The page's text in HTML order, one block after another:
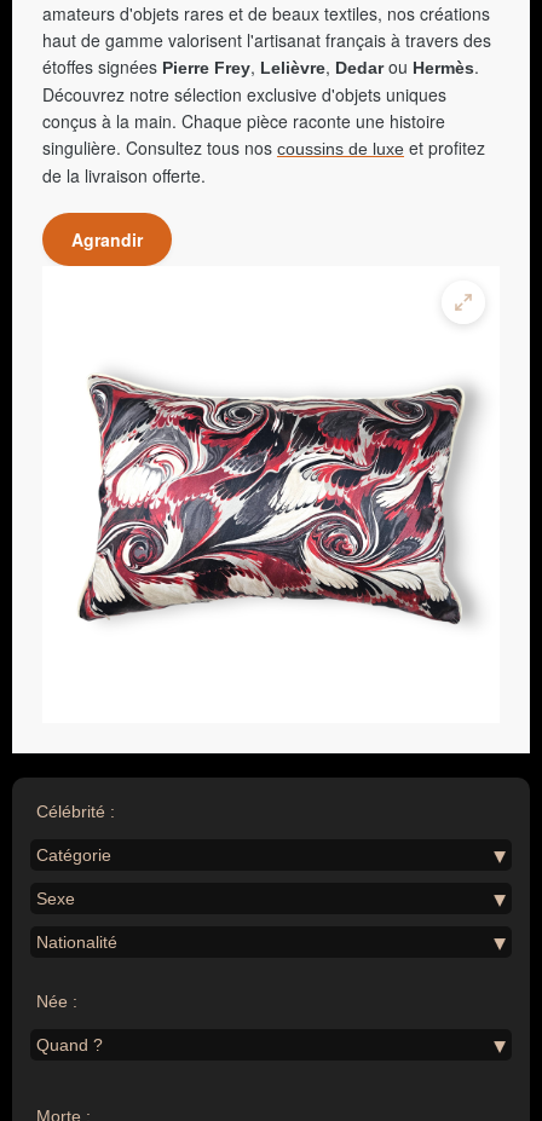
amateurs d'objets rares et de beaux textiles, nos créations
haut de gamme valorisent l'artisanat français à travers des
étoffes signées Pierre Frey, Lelièvre, Dedarou Hermès.
Découvrez notre sélection exclusive d'objets uniques
conçus à la main. Chaque pièce raconte une histoire
singulière. Consultez tous nos coussins de luxe et profitez
de la livraison offerte.
Agrandir
Célébrité :
Catégorie
Sexe
Nationalité
Née :
Quand ?
Morte :